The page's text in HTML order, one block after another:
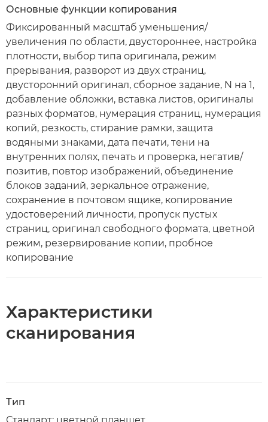
Основные функции копирования
Фиксированный масштаб уменьшения/
увеличения по области, двустороннее, настройка
плотности, выбор типа оригинала, режим
прерывания, разворот из двух страниц,
двусторонний оригинал, сборное задание, N на 1,
добавление обложки, вставка листов, оригиналы
разных форматов, нумерация страниц, нумерация
копий, резкость, стирание рамки, защита
водяными знаками, дата печати, тени на
внутренних полях, печать и проверка, негатив/
позитив, повтор изображений, объединение
блоков заданий, зеркальное отражение,
сохранение в почтовом ящике, копирование
удостоверений личности, пропуск пустых
страниц, оригинал свободного формата, цветной
режим, резервирование копии, пробное
копирование
Характеристики
сканирования
Тип